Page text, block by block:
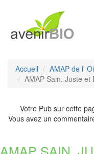
Accueil AMAP de l'
AMAP Sain, Juste et
Votre Pub sur cette
Vous avez un